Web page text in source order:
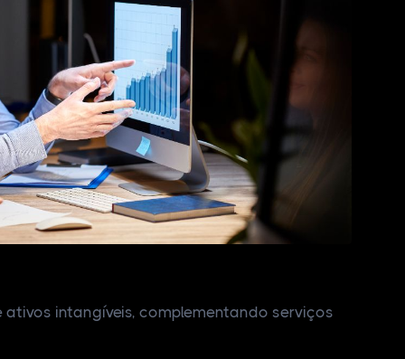
intangíveis, complementando serviços